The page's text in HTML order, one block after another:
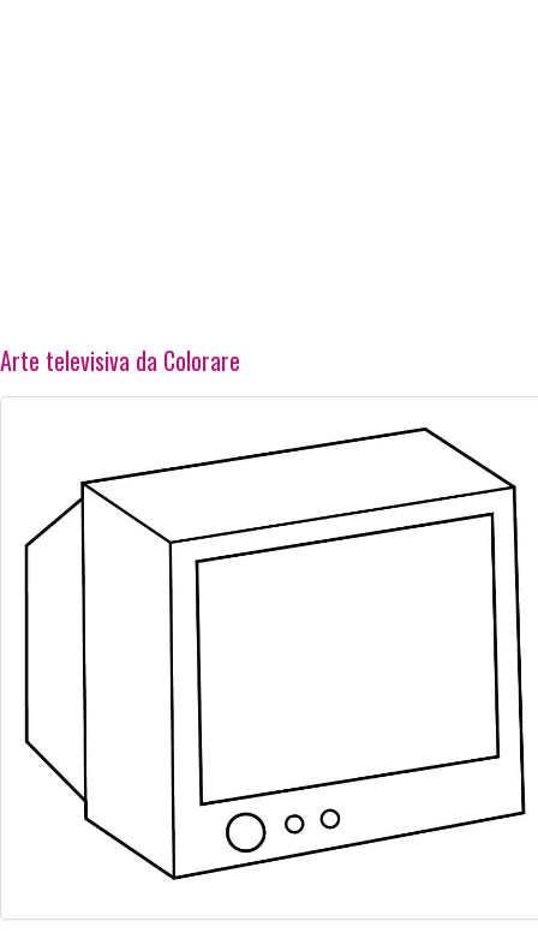
Arte televisiva da Colorare